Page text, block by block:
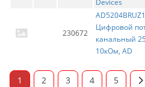
Devices
230672
Цифровой
канальный
10кОм, AD
1 2 3 4 5